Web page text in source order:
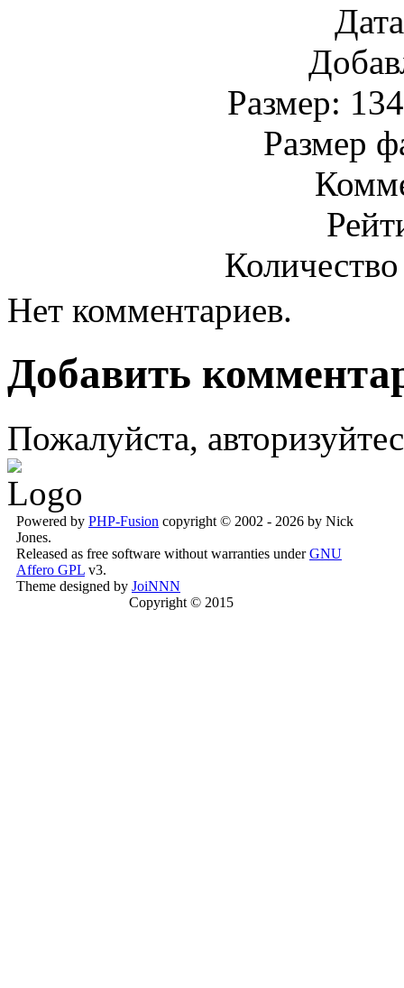
Размер:
Размер
Нет комментариев.
Добавить
Пожалуйста,
Powered by PHP-Fusion copyright © 2002 - 2026 by Nick
Jones.
Released as free software without warranties underGNU
Affero GPL v3.
Theme designed by JoiNNN
Copyright © 2015